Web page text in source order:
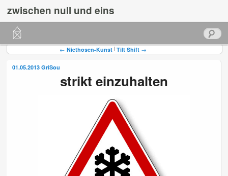
zwischen null und eins
Hauptmenü
Zum
primären
Zum
sekundären
Suchen
← Niethosen-Kunst | Tilt Shift →
strikt einzuhalten
01.05.2013 GriSou